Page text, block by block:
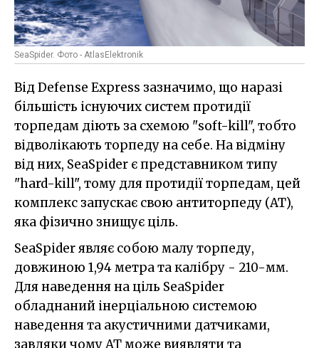
SeaSpider. Фото - AtlasElektronik
Від Defense Express зазначимо, що наразі
більшість існуючих систем протидії
торпедам діють за схемою "soft-kill", тобто
відволікають торпеду на себе. На відміну
від них, SeaSpider є представником типу
"hard-kill", тому для протидії торпедам, цей
комплекс запускає свою антиторпеду (АТ),
яка фізично знищує ціль.
SeaSpider являє собою малу торпеду,
довжиною 1,94 метра та калібру - 210-мм.
Для наведення на ціль SeaSpider
обладнаний інерціальною системою
наведення та акустичними датчиками,
завдяки чому АТ може виявляти та